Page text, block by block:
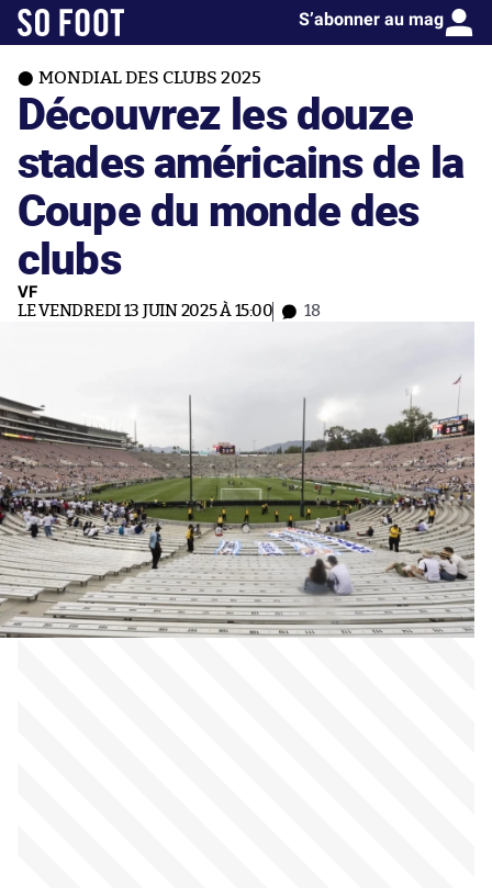
S’abonner au mag
MONDIAL DES CLUBS 2025
Découvrez les douze
stades américains de la
Coupe du monde des
clubs
VF
LE VENDREDI 13 JUIN 2025 À 15:00 18